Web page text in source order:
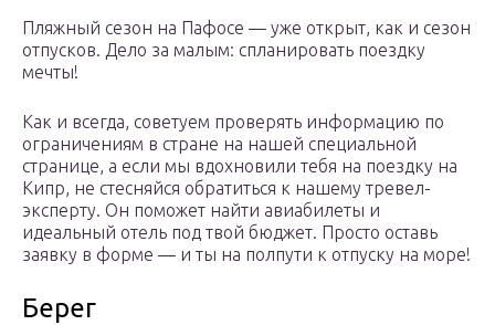
Пляжный сезон на Пафосе — уже открыт, как и сезон
отпусков. Дело за малым: спланировать поездку
мечты!
Как и всегда, советуем проверять информацию по
ограничениям в стране на нашей специальной
странице, а если мы вдохновили тебя на поездку на
Кипр, не стесняйся обратиться к нашему тревел-
эксперту. Он поможет найти авиабилеты и
идеальный отель под твой бюджет. Просто оставь
заявку в форме — и ты на полпути к отпуску на море!
Берег